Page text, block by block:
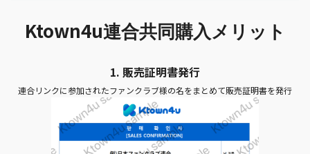
Ktown4u連合共同購入メリット
1. 販売証明書発行
連合リンクに参加されたファンクラブ様の名をまとめて販売証明書を発行